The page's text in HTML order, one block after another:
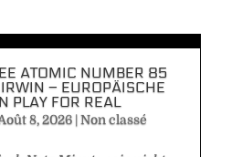
ATOMIC NUMBER 85
– EUROPÄISCHE
PLAY FOR REAL
8, 2026|Non classé